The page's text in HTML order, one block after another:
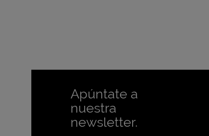
Apúntate a
nuestra
newsletter.